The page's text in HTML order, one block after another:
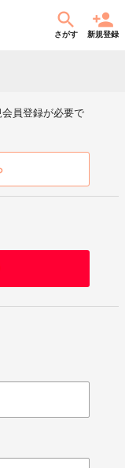
さがす 新規登録
員登録が必要で